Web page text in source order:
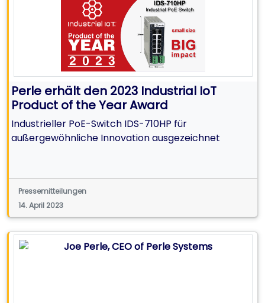
Perle erhält den 2023 Industrial IoT
Product of the Year Award
Industrieller PoE-Switch IDS-710HP für
außergewöhnliche Innovation ausgezeichnet
Pressemitteilungen
14. April 2023